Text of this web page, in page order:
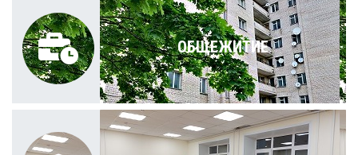
ОБЩЕЖИТИЕ